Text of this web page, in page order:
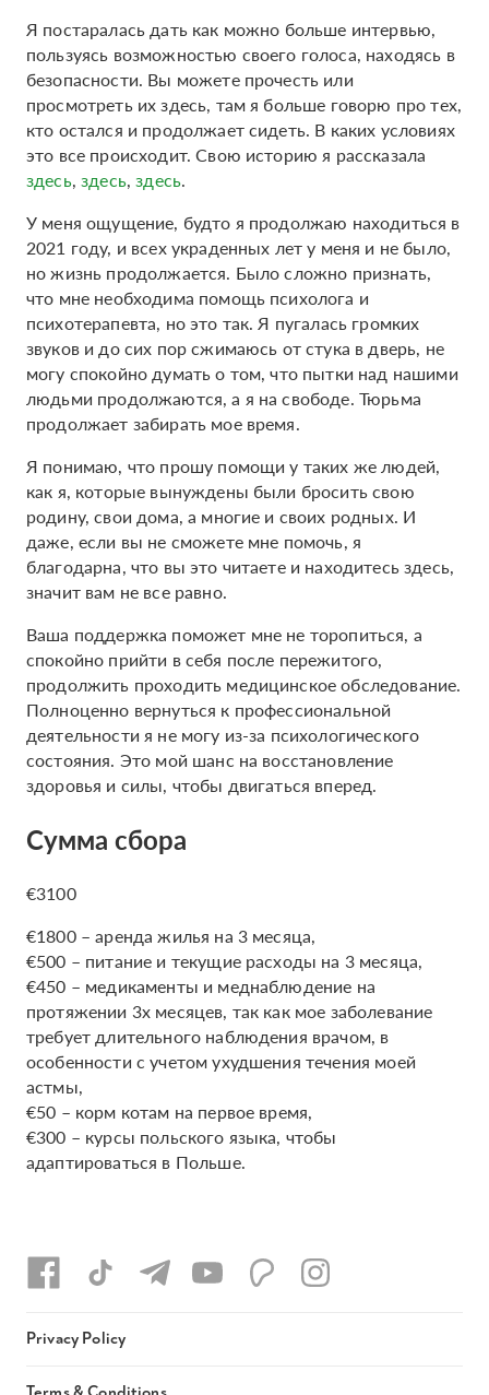
Я постаралась дать как можно больше интервью,
пользуясь возможностью своего голоса, находясь в
безопасности. Вы можете прочесть или
просмотреть их здесь, там я больше говорю про тех,
кто остался и продолжает сидеть. В каких условиях
это все происходит. Свою историю я рассказала
здесь,здесь,здесь.
У меня ощущение, будто я продолжаю находиться в
2021 году, и всех украденных лет у меня и не было,
но жизнь продолжается. Было сложно признать,
что мне необходима помощь психолога и
психотерапевта, но это так. Я пугалась громких
звуков и до сих пор сжимаюсь от стука в дверь, не
могу спокойно думать о том, что пытки над нашими
людьми продолжаются, а я на свободе. Тюрьма
продолжает забирать мое время.
Я понимаю, что прошу помощи у таких же людей,
как я, которые вынуждены были бросить свою
родину, свои дома, а многие и своих родных. И
даже, если вы не сможете мне помочь, я
благодарна, что вы это читаете и находитесь здесь,
значит вам не все равно.
Ваша поддержка поможет мне не торопиться, а
спокойно прийти в себя после пережитого,
продолжить проходить медицинское обследование.
Полноценно вернуться к профессиональной
деятельности я не могу из-за психологического
состояния. Это мой шанс на восстановление
здоровья и силы, чтобы двигаться вперед.
Сумма сбора
€3100
€1800 – аренда жилья на 3 месяца,
€500 – питание и текущие расходы на 3 месяца,
€450 – медикаменты и меднаблюдение на
протяжении 3х месяцев, так как мое заболевание
требует длительного наблюдения врачом, в
особенности с учетом ухудшения течения моей
астмы,
€50 – корм котам на первое время,
€300 – курсы польского языка, чтобы
адаптироваться в Польше.
Privacy Policy